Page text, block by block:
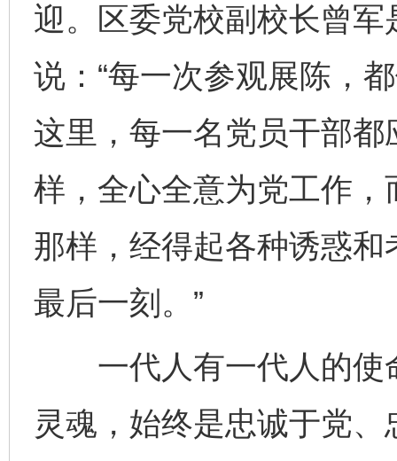
迎。区委党校副校长曾
说：“每一次参观展陈，
这里，每一名党员干部
样，全心全意为党工作
那样，经得起各种诱惑
最后一刻。”
一代人有一代人的使
灵魂，始终是忠诚于党